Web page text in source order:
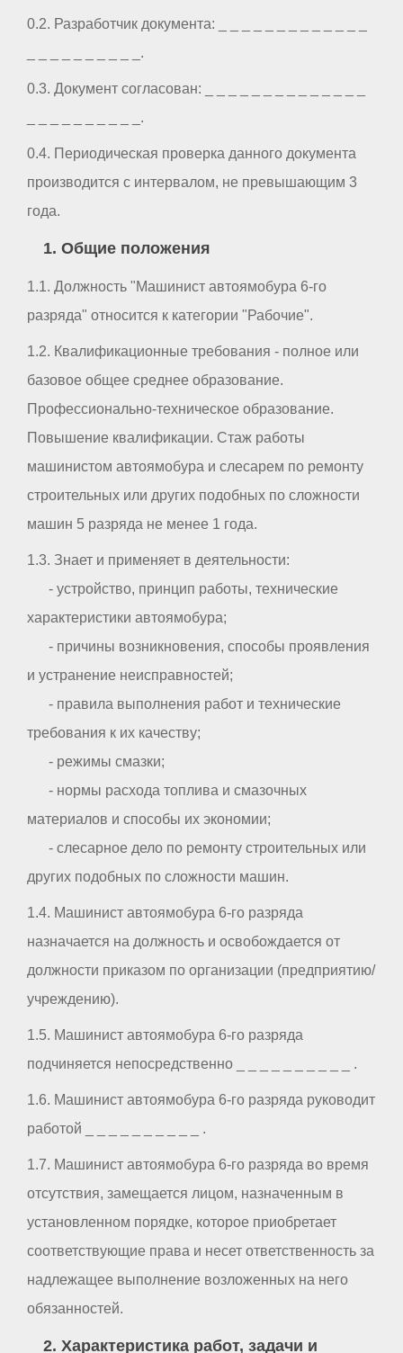
0.2. Разработчик документа: _ _ _ _ _ _ _ _ _ _ _ _ _
_ _ _ _ _ _ _ _ _ _.
0.3. Документ согласован: _ _ _ _ _ _ _ _ _ _ _ _ _ _
_ _ _ _ _ _ _ _ _ _.
0.4. Периодическая проверка данного документа
производится с интервалом, не превышающим 3
года.
1. Общие положения
1.1. Должность "Машинист автоямобура 6-го
разряда" относится к категории "Рабочие".
1.2. Квалификационные требования - полное или
базовое общее среднее образование.
Профессионально-техническое образование.
Повышение квалификации. Стаж работы
машинистом автоямобура и слесарем по ремонту
строительных или других подобных по сложности
машин 5 разряда не менее 1 года.
1.3. Знает и применяет в деятельности:
- устройство, принцип работы, технические
характеристики автоямобура;
- причины возникновения, способы проявления
и устранение неисправностей;
- правила выполнения работ и технические
требования к их качеству;
- режимы смазки;
- нормы расхода топлива и смазочных
материалов и способы их экономии;
- слесарное дело по ремонту строительных или
других подобных по сложности машин.
1.4. Машинист автоямобура 6-го разряда
назначается на должность и освобождается от
должности приказом по организации (предприятию/
учреждению).
1.5. Машинист автоямобура 6-го разряда
подчиняется непосредственно _ _ _ _ _ _ _ _ _ _ .
1.6. Машинист автоямобура 6-го разряда руководит
работой _ _ _ _ _ _ _ _ _ _ .
1.7. Машинист автоямобура 6-го разряда во время
отсутствия, замещается лицом, назначенным в
установленном порядке, которое приобретает
соответствующие права и несет ответственность за
надлежащее выполнение возложенных на него
обязанностей.
2. Характеристика работ, задачи и